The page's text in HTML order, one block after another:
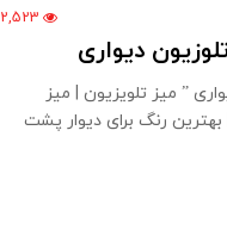
2,523
دیواری
” میز تلویزیون | میز
رنگ برای دیوار پشت